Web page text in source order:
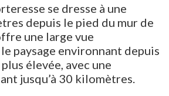
se dresse à une
depuis le pied du mur de
une large vue
paysage environnant depuis
élevée, avec une
jusqu’à 30 kilomètres.